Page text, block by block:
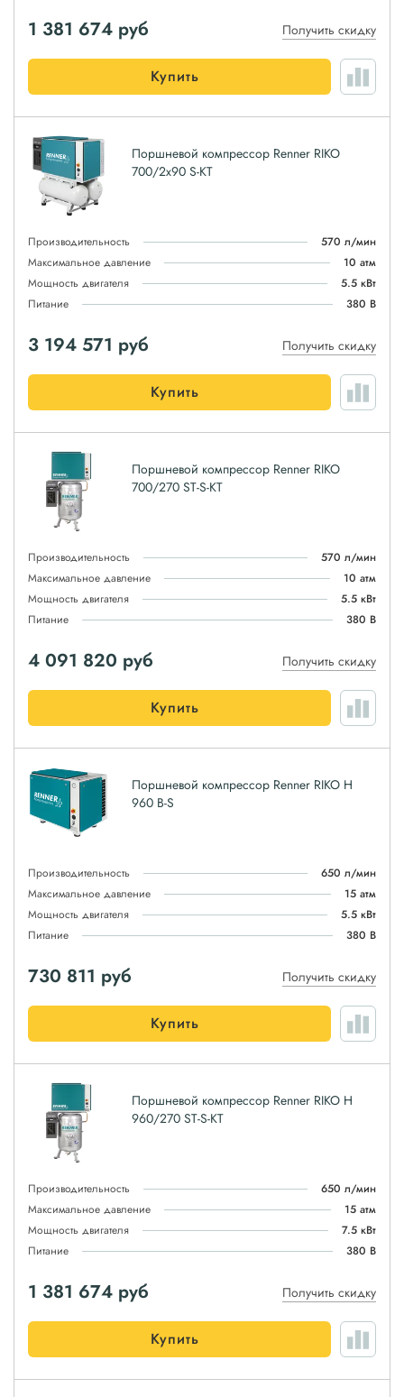
1 381 674 руб Получить скидку
Купить
Поршневой компрессор Renner RIKO
700/2x90 S-KT
Производительность
570 л/мин
Максимальное давление
10 атм
Мощность двигателя
5.5 кВт
Питание
380 В
3 194 571 руб Получить скидку
Купить
Поршневой компрессор Renner RIKO
700/270 ST-S-KT
Производительность
570 л/мин
Максимальное давление
10 атм
Мощность двигателя
5.5 кВт
Питание
380 В
4 091 820 руб Получить скидку
Купить
Поршневой компрессор Renner RIKO H
960 B-S
Производительность
650 л/мин
Максимальное давление
15 атм
Мощность двигателя
5.5 кВт
Питание
380 В
730 811 руб Получить скидку
Купить
Поршневой компрессор Renner RIKO H
960/270 ST-S-KT
Производительность
650 л/мин
Максимальное давление
15 атм
Мощность двигателя
7.5 кВт
Питание
380 В
1 381 674 руб Получить скидку
Купить